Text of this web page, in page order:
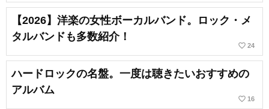
【2026】洋楽の女性ボーカルバンド。ロック・メ
タルバンドも多数紹介！
favorite_border 24
ハードロックの名盤。一度は聴きたいおすすめの
アルバム
favorite_border 16